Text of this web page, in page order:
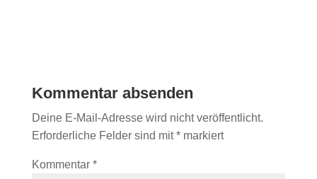
Kommentar absenden
Deine E-Mail-Adresse wird nicht veröffentlicht.
Erforderliche Felder sind mit*markiert
Kommentar *